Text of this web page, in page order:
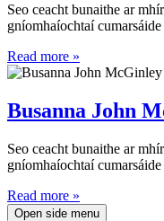
Seo ceacht bunaithe ar
gníomhaíochtaí
Read more »
Busanna John
Seo ceacht bunaithe ar
gníomhaíochtaí
Read more »
Open side menu